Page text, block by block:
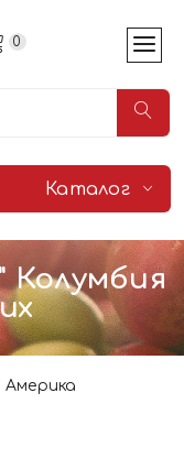
0
Каталог
Колумбия